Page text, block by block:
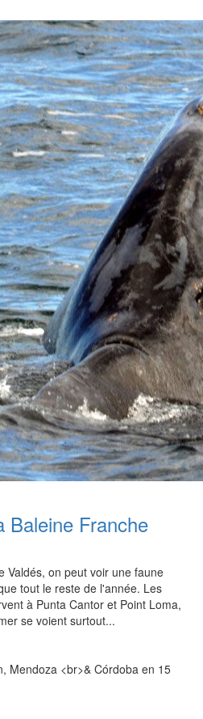
Baleine Franche
Valdés, on peut voir une faune
tout le reste de l'année. Les
à Punta Cantor et Point Loma,
se voient surtout...